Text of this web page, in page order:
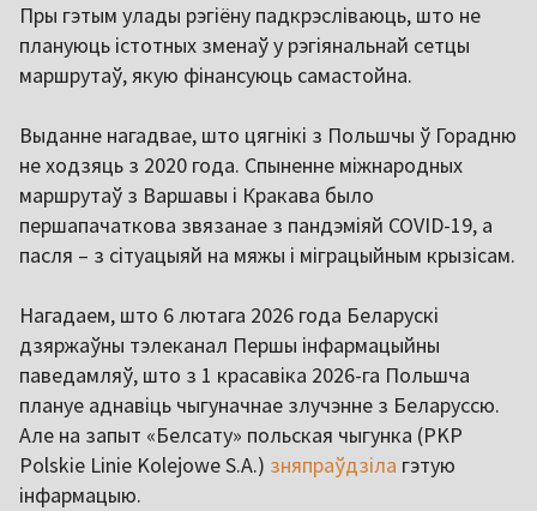
Пры гэтым улады рэгіёну падкрэсліваюць, што не
плануюць істотных зменаў у рэгіянальнай сетцы
маршрутаў, якую фінансуюць самастойна.
Выданне нагадвае, што цягнікі з Польшчы ў Горадню
не ходзяць з 2020 года. Спыненне міжнародных
маршрутаў з Варшавы і Кракава было
першапачаткова звязанае з пандэміяй COVID-19, а
пасля – з сітуацыяй на мяжы і міграцыйным крызісам.
Нагадаем, што 6 лютага 2026 года Беларускі
дзяржаўны тэлеканал Першы інфармацыйны
паведамляў, што з 1 красавіка 2026-га Польшча
плануе аднавіць чыгуначнае злучэнне з Беларуссю.
Але на запыт «Белсату» польская чыгунка (PKP
Polskie Linie Kolejowe S.A.) зняпраўдзіла гэтую
інфармацыю.